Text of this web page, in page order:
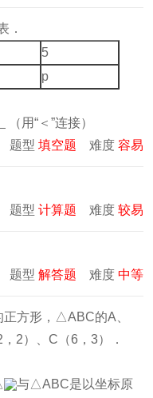
．
5
p
（用“＜”连接）
题型 填空题 难度 容易
题型 计算题 难度 较易
题型 解答题 难度 中等
方形，△ABC的A、
2）、C（6，3）．
与△ABC是以坐标原